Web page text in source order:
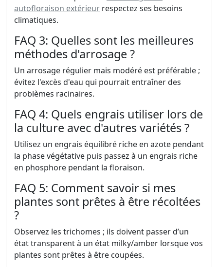
autofloraison extérieur respectez ses besoins
climatiques.
FAQ 3: Quelles sont les meilleures
méthodes d'arrosage ?
Un arrosage régulier mais modéré est préférable ;
évitez l'excès d'eau qui pourrait entraîner des
problèmes racinaires.
FAQ 4: Quels engrais utiliser lors de
la culture avec d'autres variétés ?
Utilisez un engrais équilibré riche en azote pendant
la phase végétative puis passez à un engrais riche
en phosphore pendant la floraison.
FAQ 5: Comment savoir si mes
plantes sont prêtes à être récoltées
?
Observez les trichomes ; ils doivent passer d’un
état transparent à un état milky/amber lorsque vos
plantes sont prêtes à être coupées.